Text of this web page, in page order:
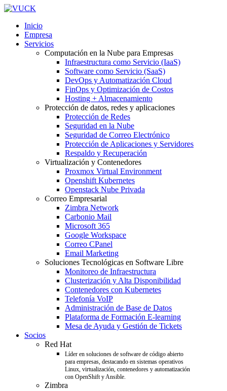
Inicio
Empresa
Servicios
Computación en la Nube para Empresas
Infraestructura como Servicio (IaaS)
Software como Servicio (SaaS)
DevOps y Automatización Cloud
FinOps y Optimización de Costos
Hosting + Almacenamiento
Protección de datos, redes y aplicaciones
Protección de Redes
Seguridad en la Nube
Seguridad de Correo Electrónico
Protección de Aplicaciones y Servidores
Respaldo y Recuperación
Virtualización y Contenedores
Proxmox Virtual Environment
Openshift Kubernetes
Openstack Nube Privada
Correo Empresarial
Zimbra Network
Carbonio Mail
Microsoft 365
Google Workspace
Correo CPanel
Email Marketing
Soluciones Tecnológicas en Software Libre
Monitoreo de Infraestructura
Clusterización y Alta Disponibilidad
Contenedores con Kubernetes
Telefonía VoIP
Administración de Base de Datos
Plataforma de Formación E-learning
Mesa de Ayuda y Gestión de Tickets
Socios
Red Hat
Líder en soluciones de software de código abierto
para empresas, destacando en sistemas operativos
Linux, virtualización, contenedores y automatización
con OpenShift y Ansible.
Zimbra